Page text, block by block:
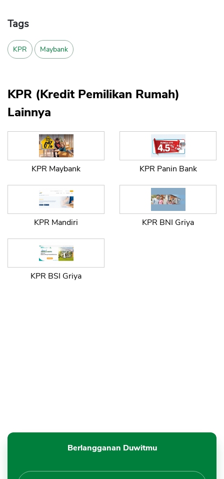
Tags
KPR Maybank
KPR (Kredit Pemilikan Rumah)
Lainnya
KPR Maybank KPR Panin Bank
KPR Mandiri KPR BNI Griya
KPR BSI Griya
Berlangganan Duwitmu
OK
CANCEL